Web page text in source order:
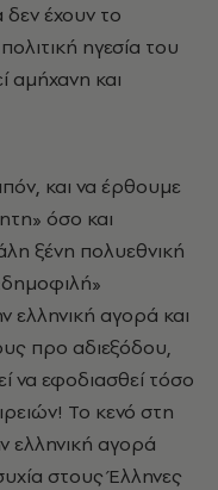
έχουν το
ηγεσία του
αμήχανη και
και να έρθουμε
όσο και
ξένη πολυεθνική
ελληνική αγορά και
προ αδιεξόδου,
να εφοδιασθεί τόσο
Το κενό στη
ελληνική αγορά
στους Έλληνες